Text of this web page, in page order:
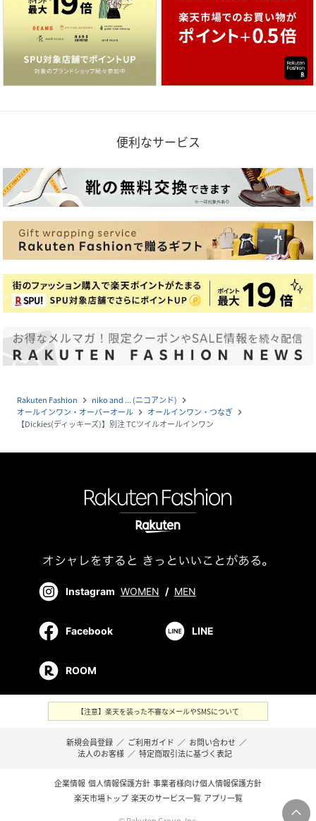
便利なサービス
Rakuten Fashion navigate_next niko and ... (ニコアンド) navigate_next
オールインワン・オーバーオール navigate_next オールインワン・つなぎ navigate_next
【Dickies(ディッキーズ)】別注 TCツイルオールインワン
Instagram WOMEN / MEN
Facebook LINE
ROOM
【注意】楽天を装った不審なメールやSMSについて
新規会員登録 ／ ご利用ガイド ／ お問い合わせ ／
法人のお客様 ／ 特定商取引法に基づく表記
企業情報 個人情報保護方針 事業者様向け個人情報保護方針
楽天市場トップ 楽天のサービス一覧 アプリ一覧